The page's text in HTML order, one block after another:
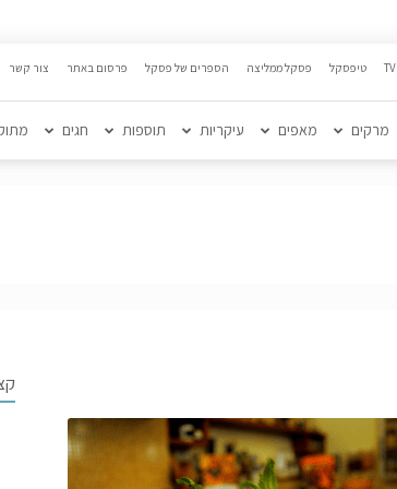
טיפסקל פסקל ממליצה הספרים של פסקל פרסום באתר צור קשר
מרקים מאפים עיקריות תוספות חגים